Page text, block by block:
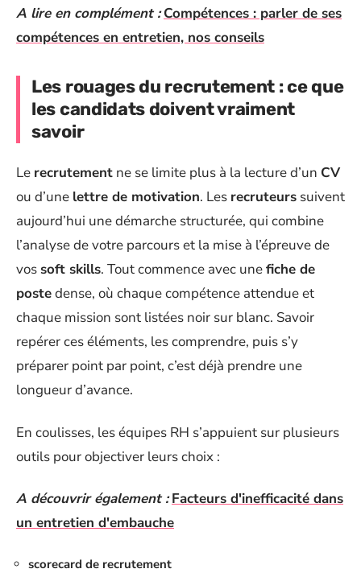
A lire en complément : Compétences : parler de ses
compétences en entretien, nos conseils
Les rouages du recrutement : ce que
les candidats doivent vraiment
savoir
Le recrutement ne se limite plus à la lecture d’un CV
ou d’une lettre de motivation. Les recruteurs suivent
aujourd’hui une démarche structurée, qui combine
l’analyse de votre parcours et la mise à l’épreuve de
vos soft skills. Tout commence avec unefiche de
postedense, où chaque compétence attendue et
chaque mission sont listées noir sur blanc. Savoir
repérer ces éléments, les comprendre, puis s’y
préparer point par point, c’est déjà prendre une
longueur d’avance.
En coulisses, les équipes RH s’appuient sur plusieurs
outils pour objectiver leurs choix :
A découvrir également : Facteurs d'inefficacité dans
un entretien d'embauche
scorecard de recrutement